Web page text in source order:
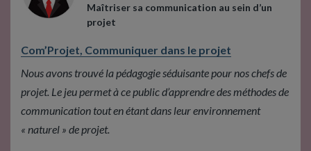
Maîtriser sa communication au sein d’un
projet
Com’Projet, Communiquer dans le projet
Nous avons trouvé la pédagogie séduisante pour nos chefs de
projet. Le jeu permet à ce public d’apprendre des méthodes de
communication tout en étant dans leur environnement
« naturel » de projet.